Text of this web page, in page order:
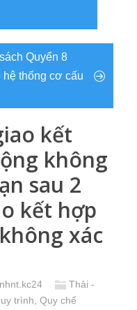
Quyển 8
hệ thống cơ cấu
kết
không
sau 2
kết hợp
xác
Thải -
trình, Quy chế